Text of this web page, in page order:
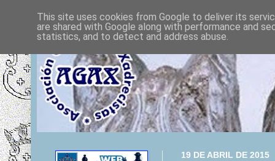
19 DE ABRIL DE 2015
This site uses cookies from Google to deliver its
are shared with Google along with performance and
statistics, and to detect and address abuse.